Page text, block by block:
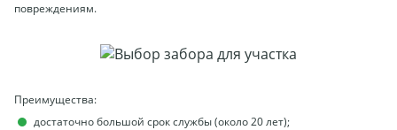
повреждениям.
Преимущества:
достаточно большой срок службы (около 20 лет);